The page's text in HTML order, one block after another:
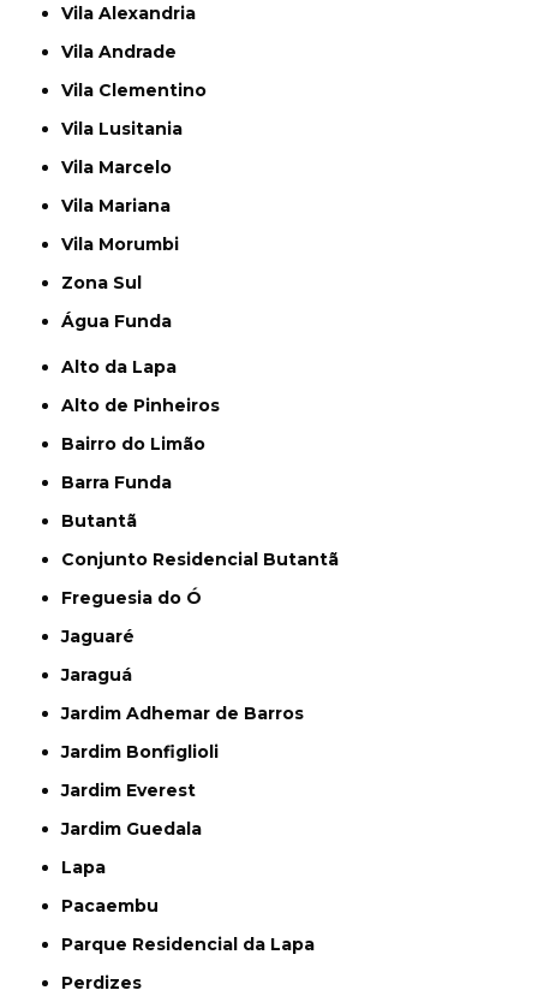
Vila Alexandria
Vila Andrade
Vila Clementino
Vila Lusitania
Vila Marcelo
Vila Mariana
Vila Morumbi
Zona Sul
Água Funda
Alto da Lapa
Alto de Pinheiros
Bairro do Limão
Barra Funda
Butantã
Conjunto Residencial Butantã
Freguesia do Ó
Jaguaré
Jaraguá
Jardim Adhemar de Barros
Jardim Bonfiglioli
Jardim Everest
Jardim Guedala
Lapa
Pacaembu
Parque Residencial da Lapa
Perdizes